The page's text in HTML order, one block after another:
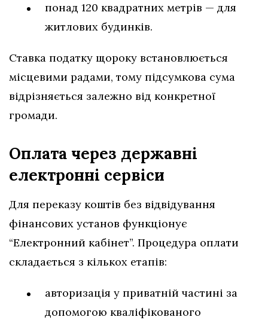
понад 120 квадратних метрів — для
житлових будинків.
Ставка податку щороку встановлюється
місцевими радами, тому підсумкова сума
відрізняється залежно від конкретної
громади.
Оплата через державні
електронні сервіси
Для переказу коштів без відвідування
фінансових установ функціонує
“Електронний кабінет”. Процедура оплати
складається з кількох етапів:
авторизація у приватній частині за
допомогою кваліфікованого